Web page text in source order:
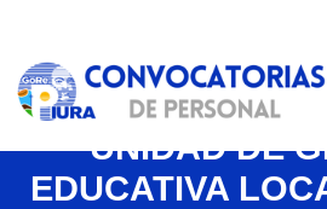
UNIDAD DE
EDUCATIVA